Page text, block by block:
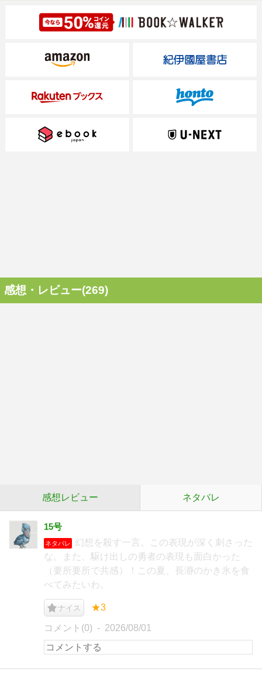
感想・レビュー(269)
感想レビュー ネタバレ
15号
ネタバレ
幻想を殺す一言。この表現が深く刺さった
な。また、駆け出しの勇者の表現も面白かった
（要所要所で共感）！この夏、長瀞のかき氷を食
べてみたいわ。
ナイス ★3
コメント(0) 2026/08/01